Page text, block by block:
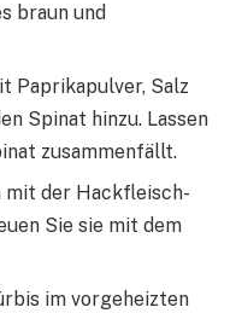
braun und
Paprikapulver, Salz
Spinat hinzu. Lassen
zusammenfällt.
mit der Hackfleisch-
Sie sie mit dem
im vorgeheizten